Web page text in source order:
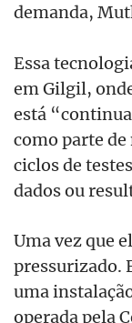
demanda,
Essa
em Gilgil,
está
como parte de
ciclos de
dados ou
Uma vez que
pressurizado.
uma
operada pela